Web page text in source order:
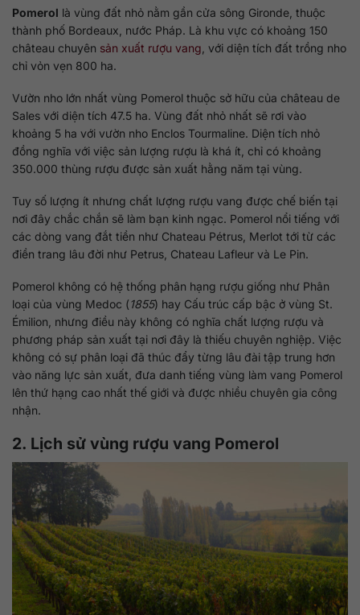
Pomerol là vùng đất nhỏ nằm gần cửa sông Gironde, thuộc
thành phố Bordeaux, nước Pháp. Là khu vực có khoảng 150
château chuyên sản xuất rượu vang , với diện tích đất trồng nho
chỉ vỏn vẹn 800 ha.
Vườn nho lớn nhất vùng Pomerol thuộc sở hữu của château de
Sales với diện tích 47.5 ha. Vùng đất nhỏ nhất sẽ rơi vào
khoảng 5 ha với vườn nho Enclos Tourmaline. Diện tích nhỏ
đồng nghĩa với việc sản lượng rượu là khá ít, chỉ có khoảng
350.000 thùng rượu được sản xuất hằng năm tại vùng.
Tuy số lượng ít nhưng chất lượng rượu vang được chế biến tại
nơi đây chắc chắn sẽ làm bạn kinh ngạc. Pomerol nổi tiếng với
các dòng vang đắt tiền như Chateau Pétrus, Merlot tới từ các
điền trang lâu đời như Petrus, Chateau Lafleur và Le Pin.
Pomerol không có hệ thống phân hạng rượu giống như Phân
loại của vùng Medoc (1855) hay Cấu trúc cấp bậc ở vùng St.
Émilion, nhưng điều này không có nghĩa chất lượng rượu và
phương pháp sản xuất tại nơi đây là thiếu chuyên nghiệp. Việc
không có sự phân loại đã thúc đẩy từng lâu đài tập trung hơn
vào năng lực sản xuất, đưa danh tiếng vùng làm vang Pomerol
lên thứ hạng cao nhất thế giới và được nhiều chuyên gia công
nhận.
2. Lịch sử vùng rượu vang Pomerol